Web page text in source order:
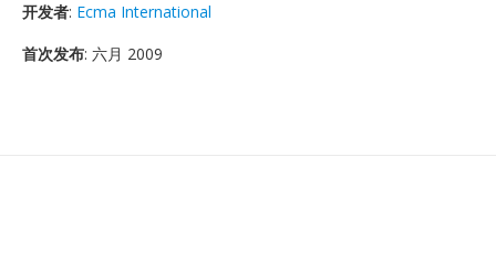
开发者: Ecma International
首次发布: 六月 2009